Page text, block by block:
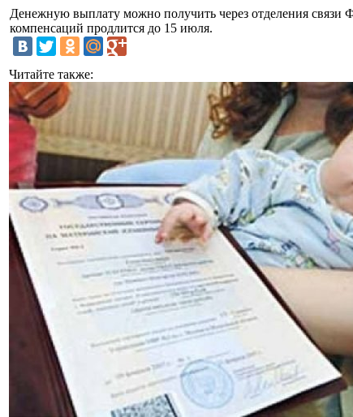
Денежную выплату можно получить через отделения
компенсаций продлится до 15 июля.
Читайте также: